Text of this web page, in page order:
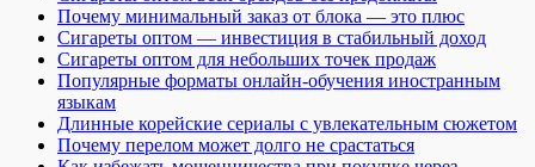
Почему минимальный заказ от блока — это плюс
Сигареты оптом — инвестиция в стабильный доход
Сигареты оптом для небольших точек продаж
Популярные форматы онлайн-обучения иностранным
языкам
Длинные корейские сериалы с увлекательным сюжетом
Почему перелом может долго не срастаться